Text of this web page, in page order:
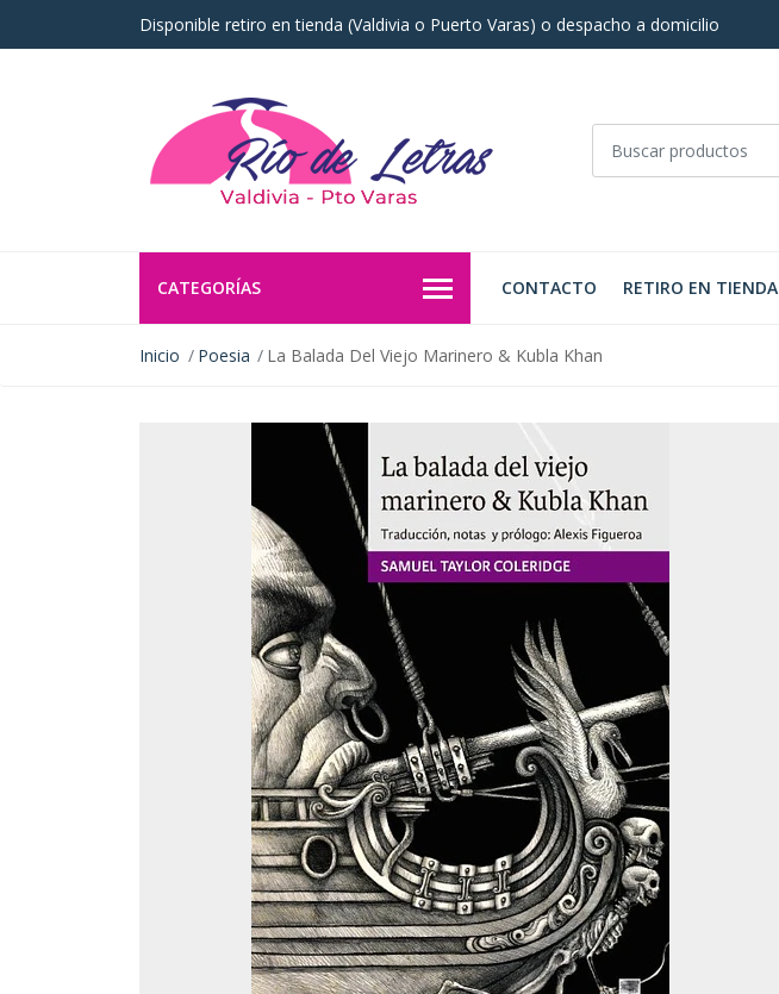
Disponible retiro en tienda (Valdivia o Puerto Varas) o despacho a domicilio
CATEGORÍAS CONTACTO RETIRO EN TIENDA
Inicio Poesia La Balada Del Viejo Marinero & Kubla Khan